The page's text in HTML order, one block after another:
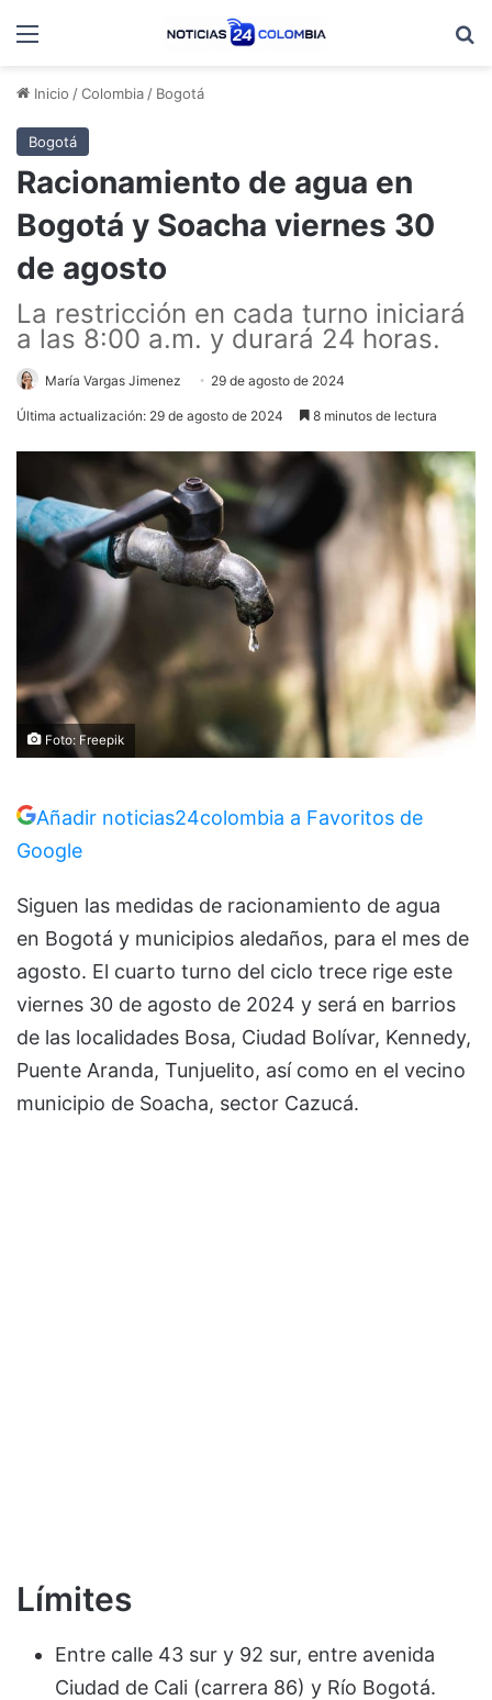
Menú
Inicio /Colombia / Bogotá
Bogotá
Racionamiento de agua en
Bogotá y Soacha viernes 30
de agosto
La restricción en cada turno iniciará
a las 8:00 a.m. y durará 24 horas.
María Vargas Jimenez 29 de agosto de 2024
Última actualización: 29 de agosto de 2024 8 minutos de lectura
Foto: Freepik
Añadir noticias24colombia a Favoritos de
Google
Siguen las medidas de racionamiento de agua
en Bogotá y municipios aledaños, para el mes de
agosto. El cuarto turno del ciclo trece rige este
viernes 30 de agosto de 2024 y será en barrios
de las localidades Bosa, Ciudad Bolívar, Kennedy,
Puente Aranda, Tunjuelito, así como en el vecino
municipio de Soacha, sector Cazucá.
Límites
Entre calle 43 sur y 92 sur, entre avenida
Ciudad de Cali (carrera 86) y Río Bogotá.